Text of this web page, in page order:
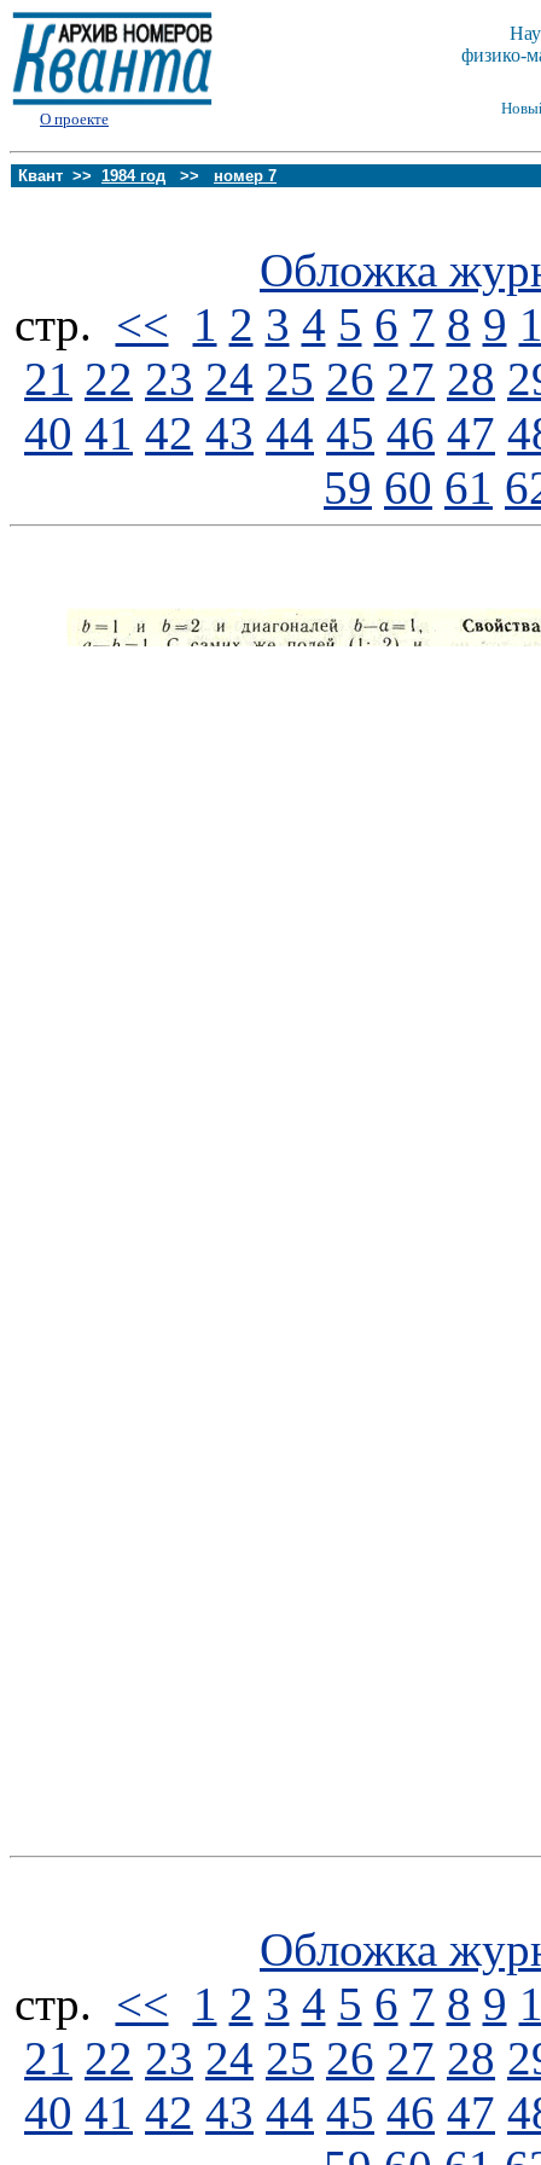
О проекте
физико-
Квант >> 1984 год >> номер 7
Обложка
стp. << 1 2 3 4 5 6 7 8 9
21 22 23 24 25 26 27 28
40 41 42 43 44 45 46 47
59 60 61
Обложка
стp. << 1 2 3 4 5 6 7 8 9
21 22 23 24 25 26 27 28
40 41 42 43 44 45 46 47